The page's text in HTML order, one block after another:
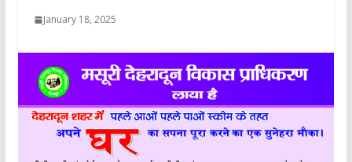
January 18, 2025